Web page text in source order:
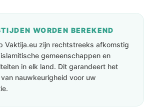
WORDEN BEREKEND
Vaktija.eu zijn rechtstreeks afkomstig
gemeenschappen en
in elk land. Dit garandeert het
nauwkeurigheid voor uw